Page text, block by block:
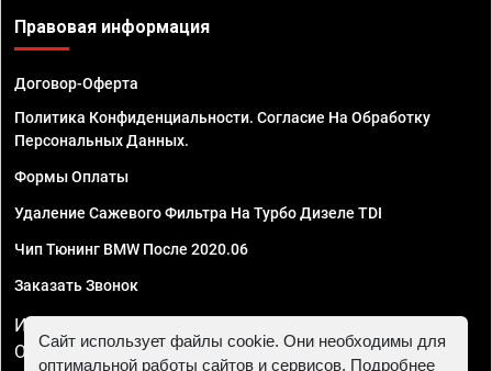
Правовая информация
Договор-Оферта
Политика Конфиденциальности. Согласие На Обработку
Персональных Данных.
Формы Оплаты
Удаление Сажевого Фильтра На Турбо Дизеле TDI
Чип Тюнинг BMW После 2020.06
Заказать Звонок
ИП Смирнов Георгий Павлович. ИНН 781302555843,
ОГРНИП 324470400032610
Сайт использует файлы cookie. Они необходимы для
оптимальной работы сайтов и сервисов. Подробнее